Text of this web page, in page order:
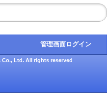
管理画面ログイン
Co., Ltd. All rights reserved